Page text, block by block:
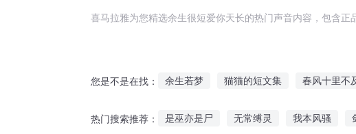
喜马拉雅为您精选余生很短爱你天长的热门声音内容，包含
您是不是在找： 余生若梦 猫猫的短文集 春风十里不
热门搜索推荐： 是巫亦是尸 无常缚灵 我本风骚